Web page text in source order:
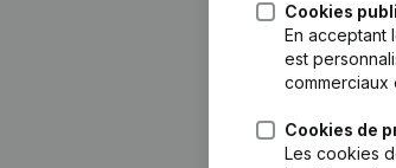
Cookies
En acceptant
est
commerciaux
Cookies de
Les cookies